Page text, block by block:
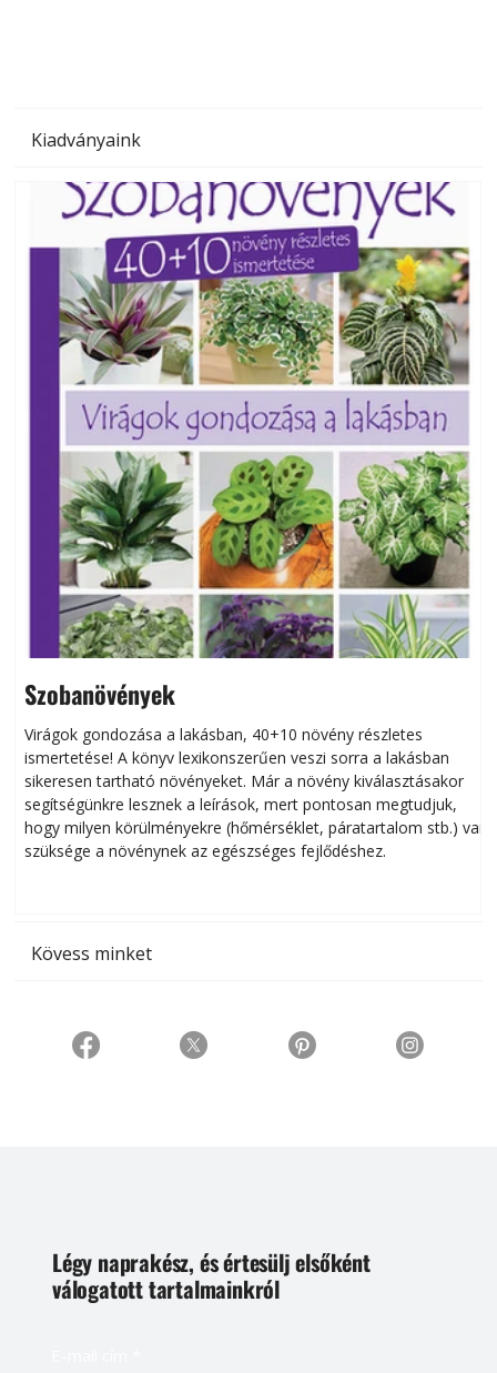
Kiadványaink
Szobanövények
Virágok gondozása a lakásban, 40+10 növény részletes
ismertetése! A könyv lexikonszerűen veszi sorra a lakásban
sikeresen tart­ha­tó növényeket. Már a növény kiválasztásakor
segítségünkre lesznek a leírások, mert pontosan megtudjuk,
hogy milyen körülményekre (hőmérséklet, páratartalom stb.) van
szüksége a növénynek az egészséges fejlődéshez.
Kövess minket
Légy naprakész, és értesülj elsőként
válogatott tartalmainkról